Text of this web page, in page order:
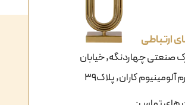
ارتباطی
صنعتی چهاردنگه, خیابان
آلومینیوم کاران, پلاک39